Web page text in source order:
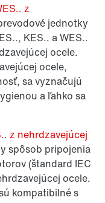
z
jednotky
KES.. a WES..
ocele.
ocele,
sa vyznačujú
a ľahko sa
z nehrdzavejúcej
spôsob pripojenia
(štandard IEC
ocele.
kompatibilné s